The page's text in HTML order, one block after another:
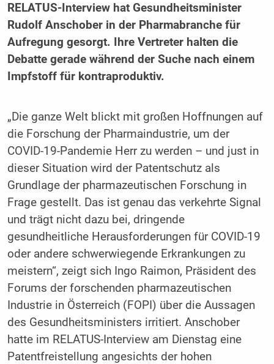
RELATUS-Interview hat Gesundheitsminister
Rudolf Anschober in der Pharmabranche für
Aufregung gesorgt. Ihre Vertreter halten die
Debatte gerade während der Suche nach einem
Impfstoff für kontraproduktiv.
„Die ganze Welt blickt mit großen Hoffnungen auf
die Forschung der Pharmaindustrie, um der
COVID-19-Pandemie Herr zu werden – und just in
dieser Situation wird der Patentschutz als
Grundlage der pharmazeutischen Forschung in
Frage gestellt. Das ist genau das verkehrte Signal
und trägt nicht dazu bei, dringende
gesundheitliche Herausforderungen für COVID-19
oder andere schwerwiegende Erkrankungen zu
meistern“, zeigt sich Ingo Raimon, Präsident des
Forums der forschenden pharmazeutischen
Industrie in Österreich (FOPI) über die Aussagen
des Gesundheitsministers irritiert. Anschober
hatte im RELATUS-Interview am Dienstag eine
Patentfreistellung angesichts der hohen